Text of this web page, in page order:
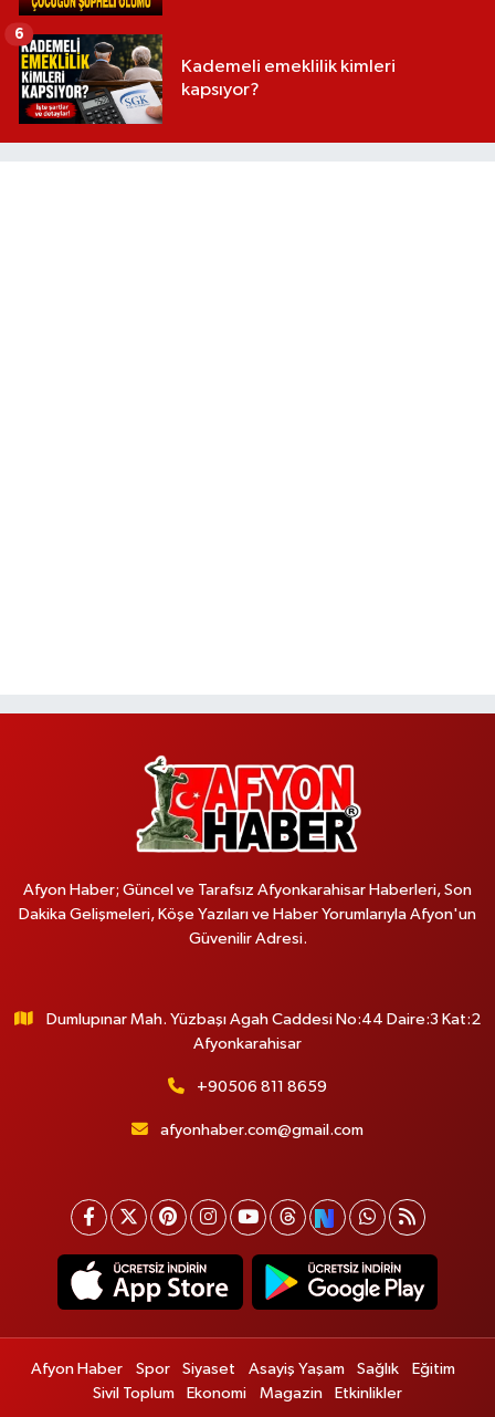
Kademeli emeklilik kimleri
kapsıyor?
6
Afyon Haber; Güncel ve Tarafsız Afyonkarahisar Haberleri, Son
Dakika Gelişmeleri, Köşe Yazıları ve Haber Yorumlarıyla Afyon'un
Güvenilir Adresi.
Dumlupınar Mah. Yüzbaşı Agah Caddesi No:44 Daire:3 Kat:2
Afyonkarahisar
+90506 811 8659
afyonhaber.com@gmail.com
Afyon Haber Spor Siyaset Asayiş Yaşam Sağlık
Eğitim
Sivil Toplum
Ekonomi Magazin Etkinlikler